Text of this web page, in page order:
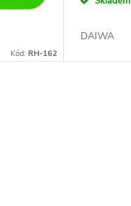
Kód: RH-162
DAIWA